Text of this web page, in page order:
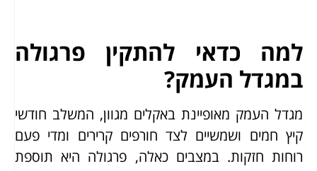
למה כדאי להתקין פרגולה
במגדל העמק?
מגדל העמק מאופיינת באקלים מגוון, המשלב חודשי
קיץ חמים ושמשיים לצד חורפים קרירים ומדי פעם
רוחות חזקות. במצבים כאלה, פרגולה היא תוספת